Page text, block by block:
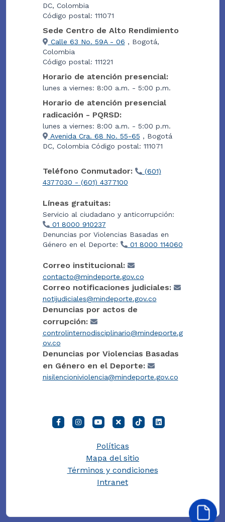
DC, Colombia
Código postal: 111071
Sede Centro de Alto Rendimiento
Calle 63 No. 59A - 06 , Bogotá,
Colombia
Código postal: 111221
Horario de atención presencial:
lunes a viernes: 8:00 a.m. - 5:00 p.m.
Horario de atención presencial
radicación - PQRSD:
lunes a viernes: 8:00 a.m. - 5:00 p.m.
Avenida Cra. 68 No. 55-65 , Bogotá
DC, Colombia Código postal: 111071
Teléfono Conmutador:
(601)
4377030 - (601) 4377100
Líneas gratuitas:
Servicio al ciudadano y anticorrupción:
01 8000 910237
Denuncias por Violencias Basadas en
Género en el Deporte:
01 8000 114060
Correo institucional:
contacto@mindeporte.gov.co
Correo notificaciones judiciales:
notijudiciales@mindeporte.gov.co
Denuncias por actos de
corrupción:
controlinternodisciplinario@mindeporte.g
ov.co
Denuncias por Violencias Basadas
en Género en el Deporte:
nisilencioniviolencia@mindeporte.gov.co
Políticas
Mapa del sitio
Términos y condiciones
Intranet